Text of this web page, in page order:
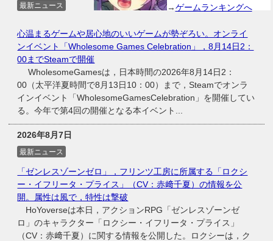
→ゲームランキングへ
最新ニュース
心温まるゲームや居心地のいいゲームが勢ぞろい。オンライ
ンイベント「Wholesome Games Celebration」，8月14日2：
00までSteamで開催
WholesomeGamesは，日本時間の2026年8月14日2：
00（太平洋夏時間で8月13日10：00）まで，Steamでオンラ
インイベント「WholesomeGamesCelebration」を開催してい
る。今年で第4回の開催となる本イベント...
2026年8月7日
最新ニュース
「ゼンレスゾーンゼロ」，フリンツ工房に所属する「ロクシ
ー・イフリータ・プライス」（CV：赤﨑千夏）の情報を公
開。属性は風で，特性は撃破
HoYoverseは本日，アクションRPG「ゼンレスゾーンゼ
ロ」のキャラクター「ロクシー・イフリータ・プライス」
（CV：赤﨑千夏）に関する情報を公開した。ロクシーは，ク